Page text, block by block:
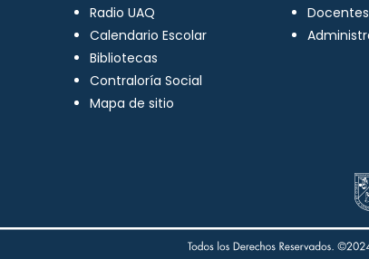
Radio UAQ
Calendario Escolar
Bibliotecas
Contraloría Social
Mapa de sitio
Docentes